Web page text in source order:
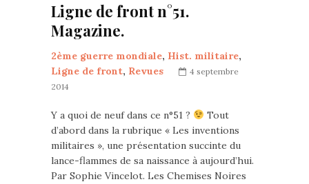
Ligne de front n°51.
Magazine.
2ème guerre mondiale, Hist. militaire,
Ligne de front, Revues
4 septembre
2014
Y a quoi de neuf dans ce n°51 ?
Tout
d’abord dans la rubrique « Les inventions
militaires », une présentation succinte du
lance-flammes de sa naissance à aujourd’hui.
Par Sophie Vincelot. Les Chemises Noires